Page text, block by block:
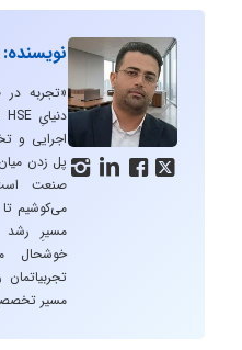
   
«تجربه در
اجرایی و
پل زدن
صنعت
می‌کوشیم تا
مسیرِ رشد
خوشحال
مسیر